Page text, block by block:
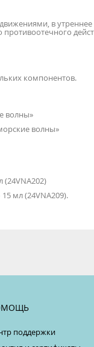
в утреннее
компонентов.
волны»
волны»
мл (24VNA209).
поддержки